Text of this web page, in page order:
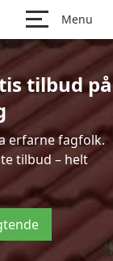
Menu
tilbud på
erfarne fagfolk.
tilbud – helt